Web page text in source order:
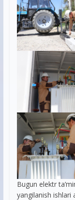
Bugun elektr
yangilanish